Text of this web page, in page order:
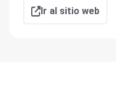
Ir al sitio web